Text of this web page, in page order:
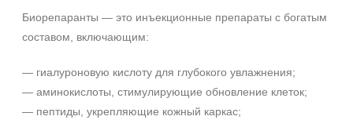
Область применения
Веки
Биорепаранты — это инъекционные препараты с богатым
составом, включающим:
— гиалуроновую кислоту для глубокого увлажнения;
— аминокислоты, стимулирующие обновление клеток;
— пептиды, укрепляющие кожный каркас;